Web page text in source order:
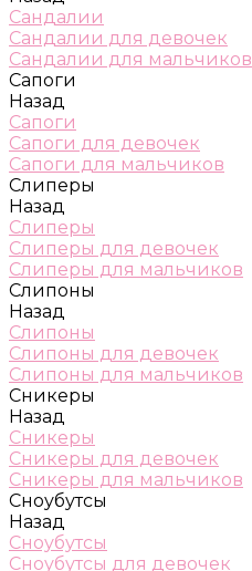
Сандалии
Сандалии для девочек
Сандалии для мальчиков
Сапоги
Назад
Сапоги
Сапоги для девочек
Сапоги для мальчиков
Слиперы
Назад
Слиперы
Слиперы для девочек
Слиперы для мальчиков
Слипоны
Назад
Слипоны
Слипоны для девочек
Слипоны для мальчиков
Сникеры
Назад
Сникеры
Сникеры для девочек
Сникеры для мальчиков
Сноубутсы
Назад
Сноубутсы
Сноубутсы для девочек